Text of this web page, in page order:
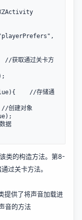
取通过关卡方
//存储通
建对象
据
类的构造方法。第8-
过关卡方法。
提供了将声音加载进
音的方法